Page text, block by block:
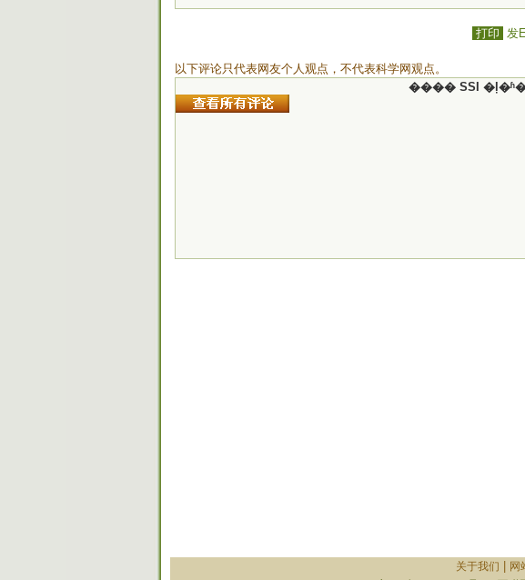
打印 发
以下评论只代表网友个人观点，不代表科学网观点。
���� SSI
关于我们
网